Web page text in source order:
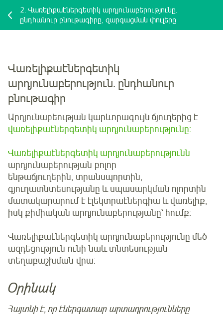
2. Վառելիքաէներգետիկ արդյունաբերությունը.
ընդհանուր բնութագիրը, զարգացման փուլերը
Վառելիքաէներգետիկ
արդյունաբերություն. ընդհանուր
բնութագիր
Արդյունաբեության կարևորագույն ճյուղերից է
վառելիքաէներգետիկ արդյունաբերությունը:
Վառելիքաէներգետիկ արդյունաբերությունն
արդյունաբերության բոլոր
ենթաճյուղերին, տրանսպորտին,
գյուղատնտեսությանը և սպասարկման ոլորտին
մատակարարում է էլեկտրաէներգիա և վառելիք,
իսկ քիմիական արդյունաբերությանը` հումք:
Վառելիքաէներգետիկ արդյունաբերությունը մեծ
ազդեցություն ունի նաև տնտեսության
տեղաբաշխման վրա:
Օրինակ
Հայտնի է, որ էներգատար արտադրությունները